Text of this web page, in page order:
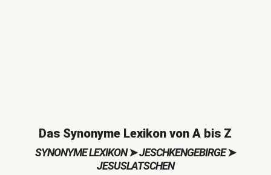
Das Synonyme Lexikon von A bis Z
SYNONYME LEXIKON➤JESCHKENGEBIRGE➤
JESUSLATSCHEN